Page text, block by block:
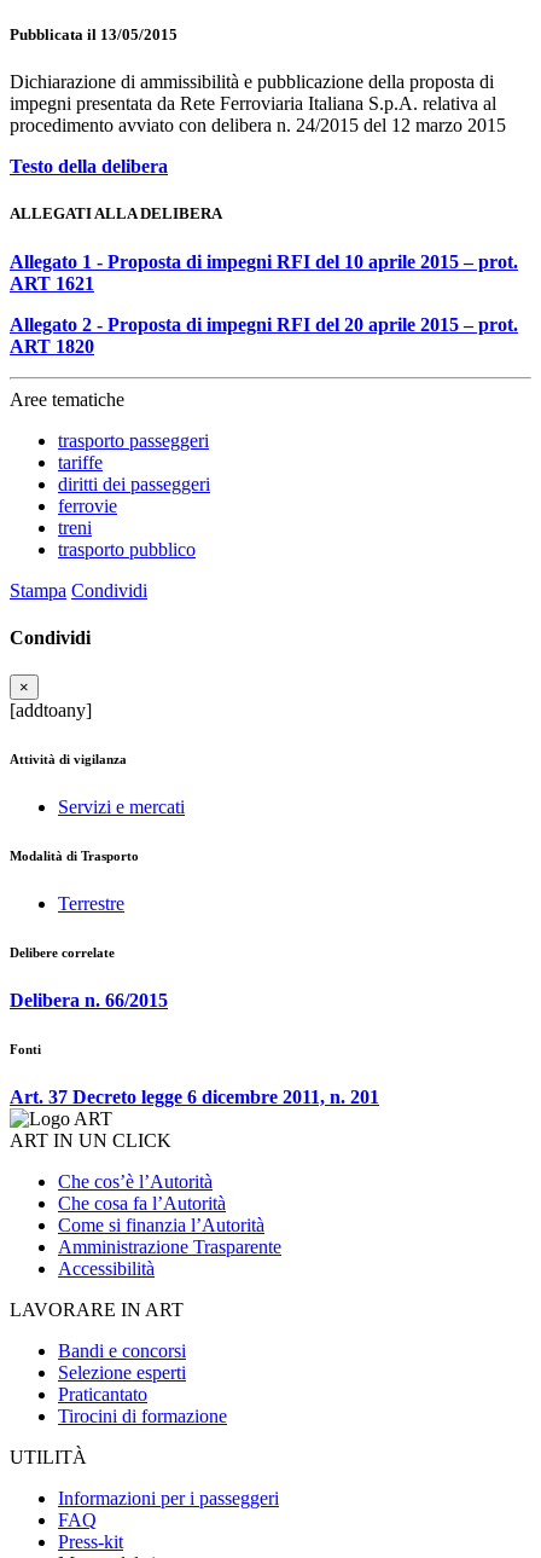
Pubblicata il 13/05/2015
Dichiarazione di ammissibilità e pubblicazione della proposta di
impegni presentata da Rete Ferroviaria Italiana S.p.A. relativa al
procedimento avviato con delibera n. 24/2015 del 12 marzo 2015
Testo della delibera
ALLEGATI ALLA DELIBERA
Allegato 1 - Proposta di impegni RFI del 10 aprile 2015 – prot.
ART 1621
Allegato 2 - Proposta di impegni RFI del 20 aprile 2015 – prot.
ART 1820
Aree tematiche
trasporto passeggeri
tariffe
diritti dei passeggeri
ferrovie
treni
trasporto pubblico
Stampa Condividi
Condividi
×
[addtoany]
Attività di vigilanza
Servizi e mercati
Modalità di Trasporto
Terrestre
Delibere correlate
Delibera n. 66/2015
Fonti
Art. 37 Decreto legge 6 dicembre 2011, n. 201
ART IN UN CLICK
Che cos’è l’Autorità
Che cosa fa l’Autorità
Come si finanzia l’Autorità
Amministrazione Trasparente
Accessibilità
LAVORARE IN ART
Bandi e concorsi
Selezione esperti
Praticantato
Tirocini di formazione
UTILITÀ
Informazioni per i passeggeri
FAQ
Press-kit